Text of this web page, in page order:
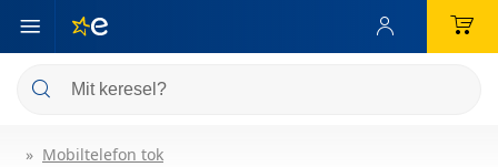
Mobiltelefon tok